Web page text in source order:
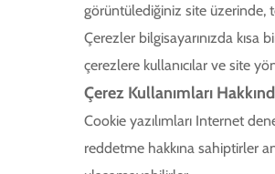
görüntülediğiniz site üzerinde,
Çerezler bilgisayarınızda kısa
çerezlere kullanıcılar ve site
Çerez Kullanımları
Cookie yazılımları Internet
reddetme hakkına sahiptirler